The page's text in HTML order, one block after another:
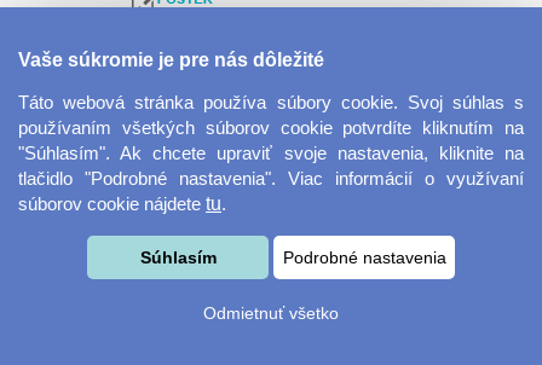
Velkoformátová
fotografie
Desiatový box
Vaše súkromie je pre nás dôležité
Táto webová stránka používa súbory cookie. Svoj súhlas s
používaním všetkých súborov cookie potvrdíte kliknutím na
"Súhlasím". Ak chcete upraviť svoje nastavenia, kliknite na
tlačidlo "Podrobné nastavenia". Viac informácií o využívaní
súborov cookie nájdete tu.
Súhlasím Podrobné nastavenia
Odmietnuť všetko